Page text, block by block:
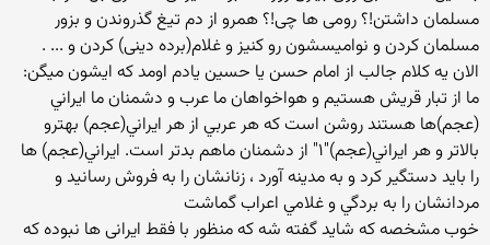
مسلمان داشتن!؟ رومی ها چی!؟ همرو از دم تیغ گذروندن و بزور
مسلمان کردن و نوامیسشون رو کنیز و غلام(برده دینی) کردن و ... .
الان یه کلام جالب از امام حسن یا حسین یادم اومد که ایشون میگن:
ما از تبار قريش هستيم و هواخواهان ما عرب و دشمنان ما ايراني
(عجم)ها هستند روشن است كه هر عربي از هر ايراني(عجم) بهترو
بالاتر و هر ايراني(عجم)"۱" از دشمنان ماهم بدتر است. ايراني(عجم) ها
را بايد دستگير كرد و به مدينه آورد ، زنانشان را به فروش رسانيد و
مردانشان را به بردگي و غلامي اعراب گماشت
خوب مشخصه که شاید گفته شه که منظور با فقط ایرانی ها نبوده که